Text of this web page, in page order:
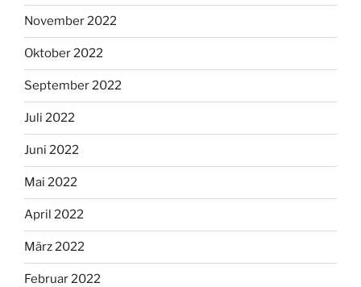
November 2022
Oktober 2022
September 2022
Juli 2022
Juni 2022
Mai 2022
April 2022
März 2022
Februar 2022